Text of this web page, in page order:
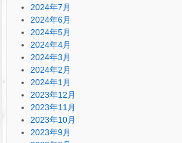
2024年7月
2024年6月
2024年5月
2024年4月
2024年3月
2024年2月
2024年1月
2023年12月
2023年11月
2023年10月
2023年9月